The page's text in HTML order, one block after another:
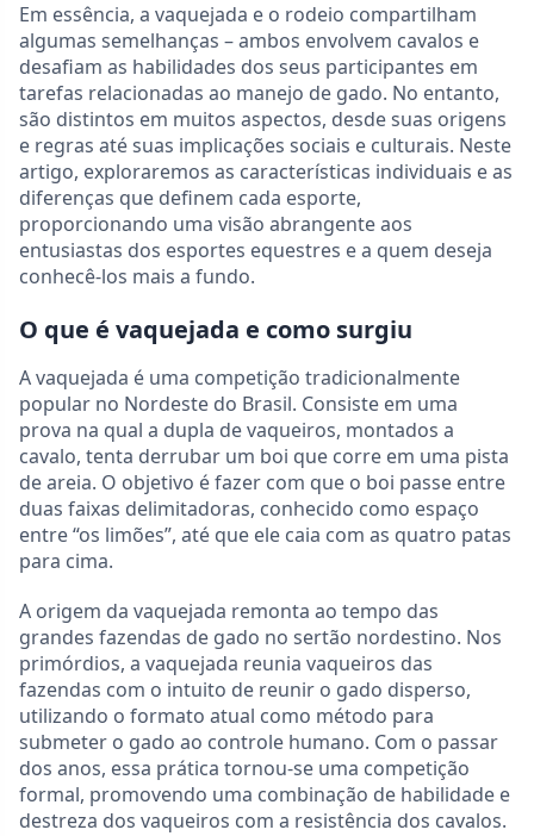
Em essência, a vaquejada e o rodeio compartilham
algumas semelhanças – ambos envolvem cavalos e
desafiam as habilidades dos seus participantes em
tarefas relacionadas ao manejo de gado. No entanto,
são distintos em muitos aspectos, desde suas origens
e regras até suas implicações sociais e culturais. Neste
artigo, exploraremos as características individuais e as
diferenças que definem cada esporte,
proporcionando uma visão abrangente aos
entusiastas dos esportes equestres e a quem deseja
conhecê-los mais a fundo.
O que é vaquejada e como surgiu
A vaquejada é uma competição tradicionalmente
popular no Nordeste do Brasil. Consiste em uma
prova na qual a dupla de vaqueiros, montados a
cavalo, tenta derrubar um boi que corre em uma pista
de areia. O objetivo é fazer com que o boi passe entre
duas faixas delimitadoras, conhecido como espaço
entre “os limões”, até que ele caia com as quatro patas
para cima.
A origem da vaquejada remonta ao tempo das
grandes fazendas de gado no sertão nordestino. Nos
primórdios, a vaquejada reunia vaqueiros das
fazendas com o intuito de reunir o gado disperso,
utilizando o formato atual como método para
submeter o gado ao controle humano. Com o passar
dos anos, essa prática tornou-se uma competição
formal, promovendo uma combinação de habilidade e
destreza dos vaqueiros com a resistência dos cavalos.